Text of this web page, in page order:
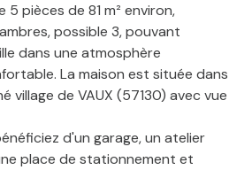
5 pièces de 81 m² environ,
possible 3, pouvant
dans une atmosphère
La maison est située dans
village de VAUX (57130) avec vue
d'un garage, un atelier
place de stationnement et